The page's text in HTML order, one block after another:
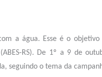
a água. Esse é o
RS). De 1º a 9 de
seguindo o tema da